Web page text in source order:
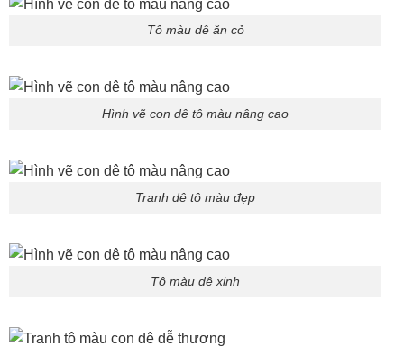
Tô màu dê ăn cỏ
Hình vẽ con dê tô màu nâng cao
Tranh dê tô màu đẹp
Tô màu dê xinh